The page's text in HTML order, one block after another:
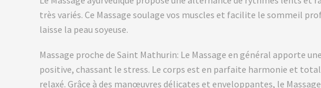
très variés. Ce Massage soulage vos muscles et facilite le sommeil
laisse la peau soyeuse.
Massage proche de Saint Mathurin: Le Massage en général apporte
positive, chassant le stress. Le corps est en parfaite harmonie et
relaxé. Grâce à des manœuvres délicates et enveloppantes, le